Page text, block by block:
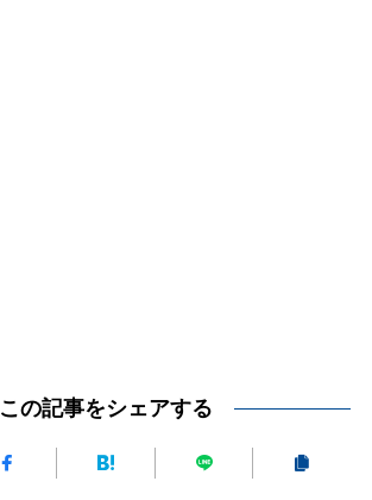
この記事をシェアする